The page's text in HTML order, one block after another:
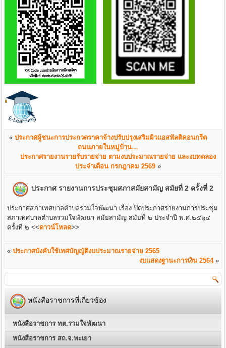
«ประกาศผู้ชนะการประกวดราคาจ้างปรับปรุงเสริมผิวแอสฟัลติคอนกรีต
ถนนภายในหมู่บ้าน…
ประกาศรายงานรายรับรายจ่าย ตามงบประมาณรายจ่าย และงบทดลอง
ประจำเดือน กรกฎาคม 2569»
ประกาศ รายงานการประชุมสภาสมัยสามัญ สมัยที่ 2 ครั้งที่ 2
ประกาศสภาเทศบาลตำบลรวมใจพัฒนา เรื่อง ปิดประกาศรายงานการประชุม
สภาเทศบาลตำบลรวมใจพัฒนา สมัยสามัญ สมัยที่ ๒ ประจำปี พ.ศ.๒๕๖๔
ครั้งที่ ๒<<ดาวน์โหลด>>
«ประกาศบังคับใช้เทศบัญญัติงบประมาณรายจ่าย 2565
งบแสดงฐานะการเงิน 2564»
หนังสือราชการที่เกี่ยวข้อง
หนังสือราชการ ทต.รวมใจพัฒนา
หนังสือราชการ สถ.จ.พะเยา